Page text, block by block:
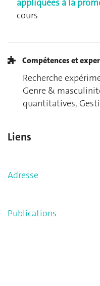
appliquées à la
cours
Compétences et
Recherche
Genre &
quantitatives,
Liens
Adresse
Publications